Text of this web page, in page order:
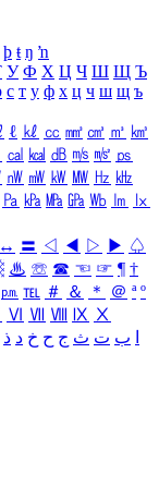
þ ŧ ŋ ŉ
У Ф Х Ц Ч Ш Щ Ъ
с т у ф х ц ч ш щ ъ
ℓ ㎘ ㏄ ㎣ ㎤ ㎥ ㎦
㎈ ㎉ ㏈ ㎧ ㎨ ㎰
㎻ ㎽ ㎾ ㎿ ㎐ ㎑
㎩ ㎪ ㎫ ㎬ ㏝ ㏐
㏓
↔ 〓 ◁ ◀ ▷ ▶ ♤
♨ ☏ ☎ ☜ ☞ ¶ †
㏘ ℡ ＃ ＆ ＊ ＠ ª º
Ⅵ Ⅶ Ⅷ Ⅸ Ⅹ
ب ت ث ج ح خ د ذ